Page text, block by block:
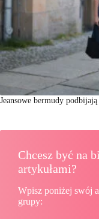
Jeansowe bermudy
Chcesz być na
artykułami?
Wpisz poniżej swój
grupy: